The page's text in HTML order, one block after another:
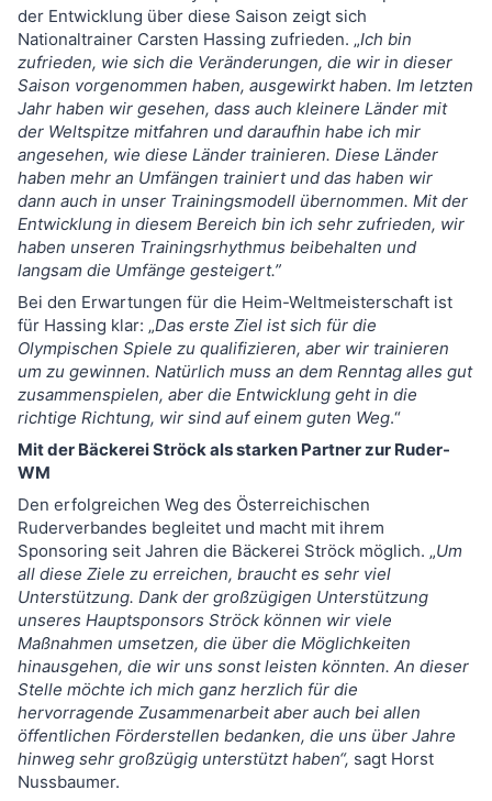
der Entwicklung über diese Saison zeigt sich
Nationaltrainer Carsten Hassing zufrieden. „Ich bin
zufrieden, wie sich die Veränderungen, die wir in dieser
Saison vorgenommen haben, ausgewirkt haben. Im letzten
Jahr haben wir gesehen, dass auch kleinere Länder mit
der Weltspitze mitfahren und daraufhin habe ich mir
angesehen, wie diese Länder trainieren. Diese Länder
haben mehr an Umfängen trainiert und das haben wir
dann auch in unser Trainingsmodell übernommen. Mit der
Entwicklung in diesem Bereich bin ich sehr zufrieden, wir
haben unseren Trainingsrhythmus beibehalten und
langsam die Umfänge gesteigert.”
Bei den Erwartungen für die Heim-Weltmeisterschaft ist
für Hassing klar: „Das erste Ziel ist sich für die
Olympischen Spiele zu qualifizieren, aber wir trainieren
um zu gewinnen. Natürlich muss an dem Renntag alles gut
zusammenspielen, aber die Entwicklung geht in die
richtige Richtung, wir sind auf einem guten Weg.“
Mit der Bäckerei Ströck als starken Partner zur Ruder-
WM
Den erfolgreichen Weg des Österreichischen
Ruderverbandes begleitet und macht mit ihrem
Sponsoring seit Jahren die Bäckerei Ströck möglich. „Um
all diese Ziele zu erreichen, braucht es sehr viel
Unterstützung. Dank der großzügigen Unterstützung
unseres Hauptsponsors Ströck können wir viele
Maßnahmen umsetzen, die über die Möglichkeiten
hinausgehen, die wir uns sonst leisten könnten. An dieser
Stelle möchte ich mich ganz herzlich für die
hervorragende Zusammenarbeit aber auch bei allen
öffentlichen Förderstellen bedanken, die uns über Jahre
hinweg sehr großzügig unterstützt haben“, sagt Horst
Nussbaumer.